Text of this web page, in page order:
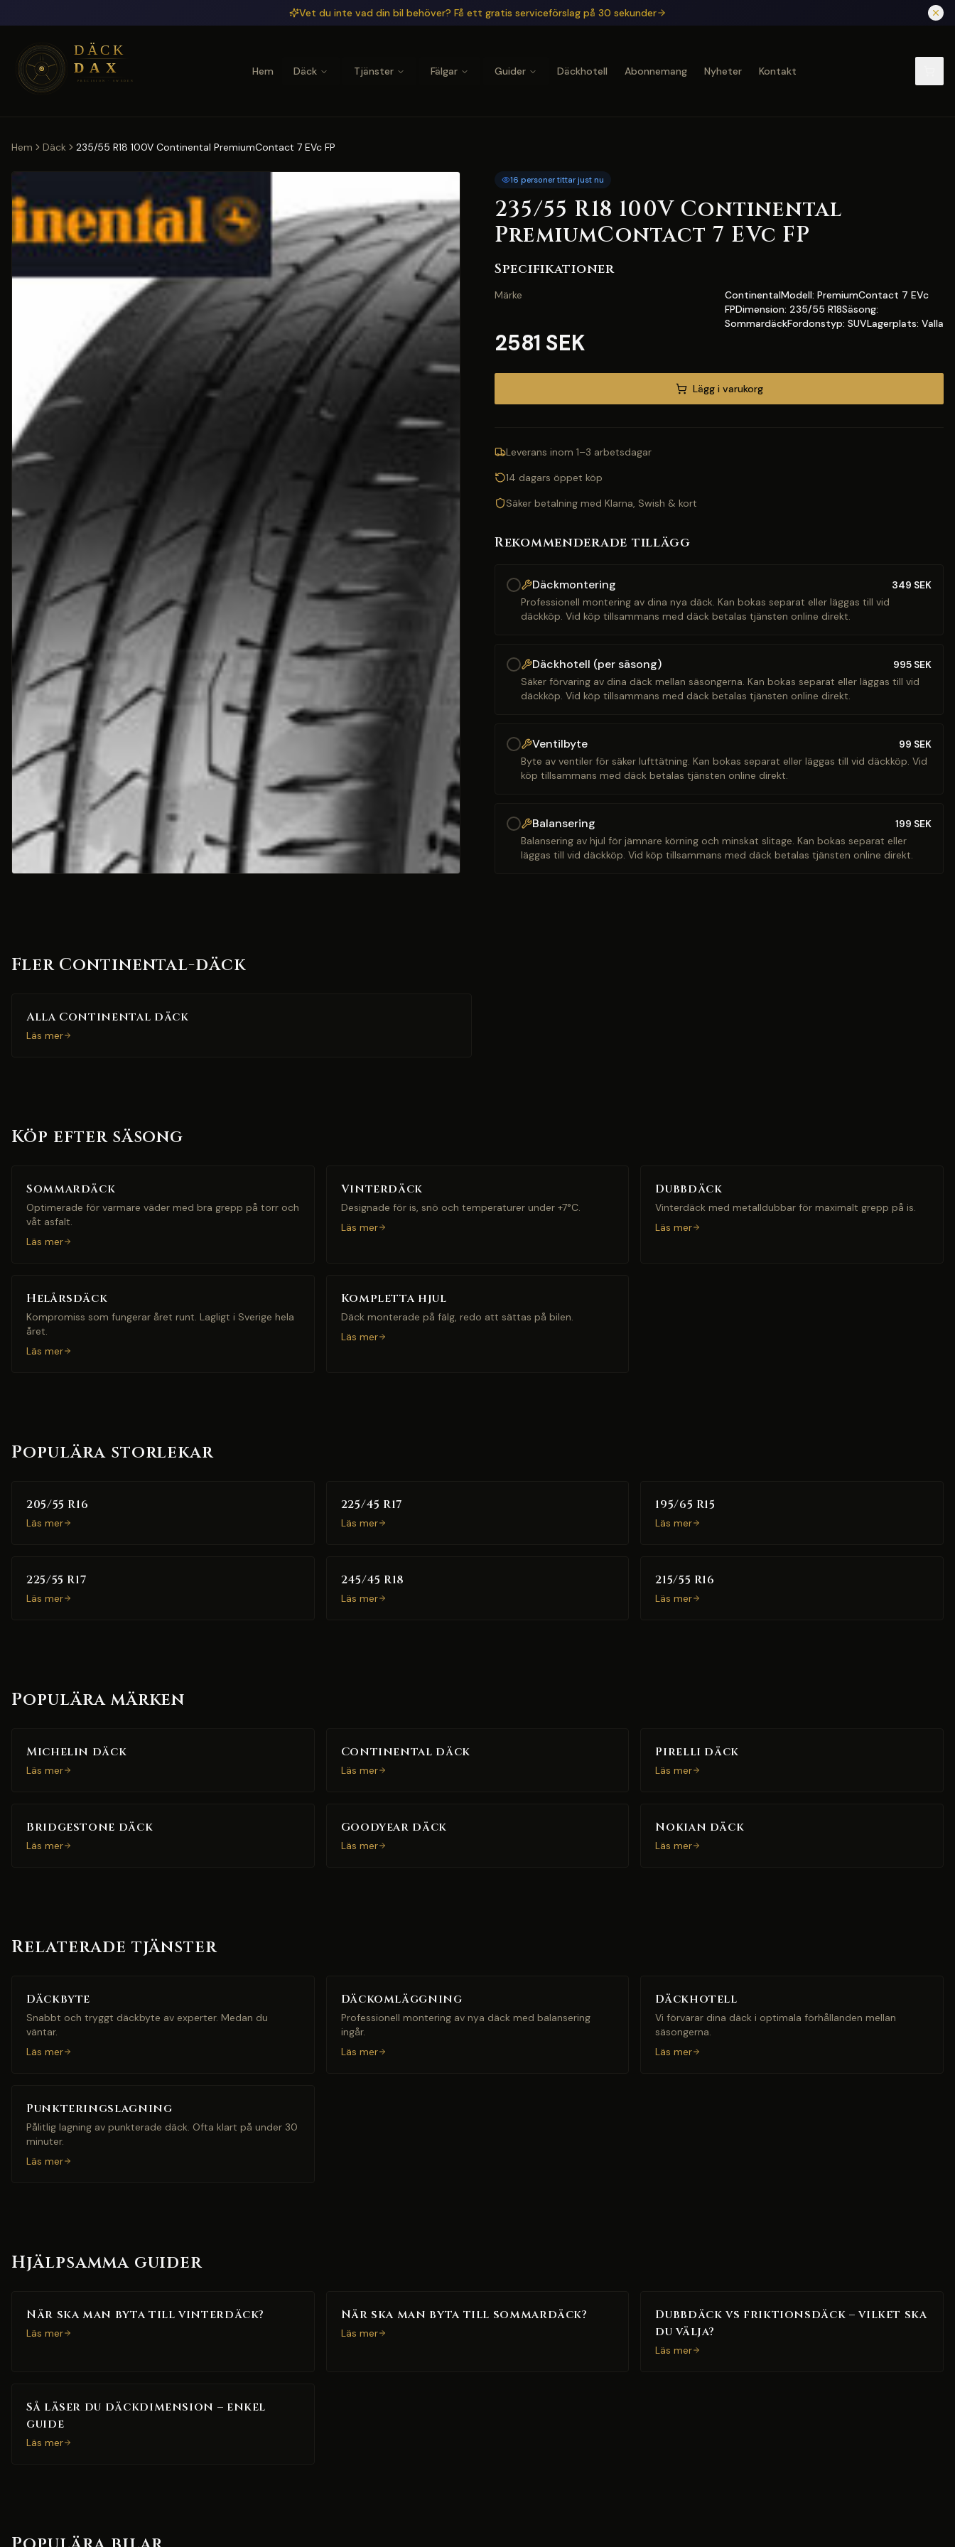
Vet du inte vad din bil behöver? Få ett gratis serviceförslag på 30 sekunder
Hem Däck Tjänster Fälgar Guider Däckhotell Abonnemang Nyheter Kontakt
Hem Däck 235/55 R18 100V Continental PremiumContact 7 EVc FP
16 personer tittar just nu
235/55 R18 100V Continental
PremiumContact 7 EVc FP
Specifikationer
Märke
ContinentalModell: PremiumContact 7 EVc
FPDimension: 235/55 R18Säsong:
SommardäckFordonstyp: SUVLagerplats: Valla
2581 SEK
Lägg i varukorg
Leverans inom 1–3 arbetsdagar
14 dagars öppet köp
Säker betalning med Klarna, Swish & kort
Rekommenderade tillägg
Däckmontering 349 SEK
Professionell montering av dina nya däck. Kan bokas separat eller läggas till vid
däckköp. Vid köp tillsammans med däck betalas tjänsten online direkt.
Däckhotell (per säsong) 995 SEK
Säker förvaring av dina däck mellan säsongerna. Kan bokas separat eller läggas till vid
däckköp. Vid köp tillsammans med däck betalas tjänsten online direkt.
Ventilbyte 99 SEK
Byte av ventiler för säker lufttätning. Kan bokas separat eller läggas till vid däckköp. Vid
köp tillsammans med däck betalas tjänsten online direkt.
Balansering 199 SEK
Balansering av hjul för jämnare körning och minskat slitage. Kan bokas separat eller
läggas till vid däckköp. Vid köp tillsammans med däck betalas tjänsten online direkt.
Fler Continental-däck
Alla Continental däck
Läs mer
Köp efter säsong
Sommardäck
Optimerade för varmare väder med bra grepp på torr och
våt asfalt.
Läs mer
Vinterdäck
Designade för is, snö och temperaturer under +7°C.
Läs mer
Dubbdäck
Vinterdäck med metalldubbar för maximalt grepp på is.
Läs mer
Helårsdäck
Kompromiss som fungerar året runt. Lagligt i Sverige hela
året.
Läs mer
Kompletta hjul
Däck monterade på fälg, redo att sättas på bilen.
Läs mer
Populära storlekar
205/55 R16
Läs mer
225/45 R17
Läs mer
195/65 R15
Läs mer
225/55 R17
Läs mer
245/45 R18
Läs mer
215/55 R16
Läs mer
Populära märken
Michelin däck
Läs mer
Continental däck
Läs mer
Pirelli däck
Läs mer
Bridgestone däck
Läs mer
Goodyear däck
Läs mer
Nokian däck
Läs mer
Relaterade tjänster
Däckbyte
Snabbt och tryggt däckbyte av experter. Medan du
väntar.
Läs mer
Däckomläggning
Professionell montering av nya däck med balansering
ingår.
Läs mer
Däckhotell
Vi förvarar dina däck i optimala förhållanden mellan
säsongerna.
Läs mer
Punkteringslagning
Pålitlig lagning av punkterade däck. Ofta klart på under 30
minuter.
Läs mer
Hjälpsamma guider
När ska man byta till vinterdäck?
Läs mer
När ska man byta till sommardäck?
Läs mer
Dubbdäck vs friktionsdäck – vilket ska
du välja?
Läs mer
Så läser du däckdimension – enkel
guide
Läs mer